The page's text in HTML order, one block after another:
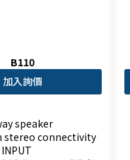
B110
加入詢價
speaker
connectivity